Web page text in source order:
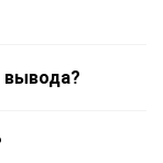
вывода?